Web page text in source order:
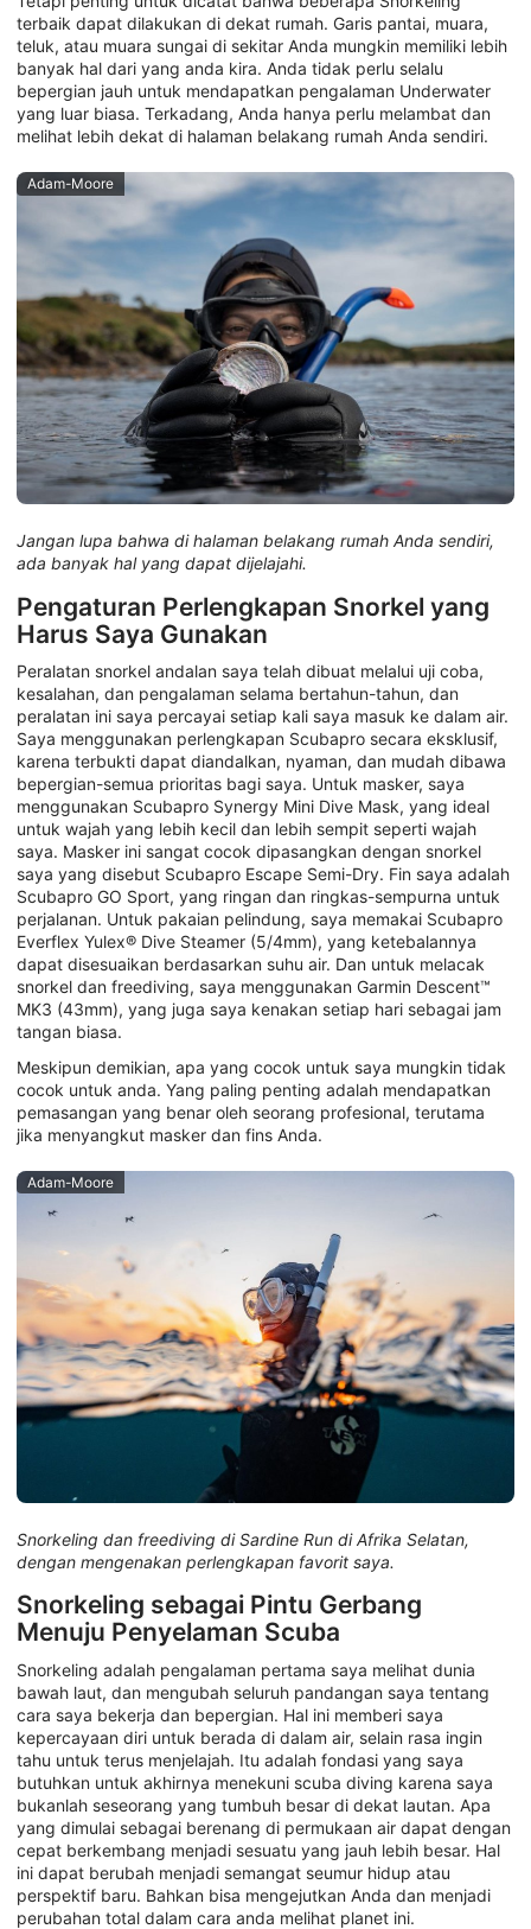
terbaik dapat dilakukan di dekat rumah. Garis pantai, muara,
teluk, atau muara sungai di sekitar Anda mungkin memiliki lebih
banyak hal dari yang anda kira. Anda tidak perlu selalu
bepergian jauh untuk mendapatkan pengalaman Underwater
yang luar biasa. Terkadang, Anda hanya perlu melambat dan
melihat lebih dekat di halaman belakang rumah Anda sendiri.
Adam-Moore
Jangan lupa bahwa di halaman belakang rumah Anda sendiri,
ada banyak hal yang dapat dijelajahi.
Pengaturan Perlengkapan Snorkel yang
Harus Saya Gunakan
Peralatan snorkel andalan saya telah dibuat melalui uji coba,
kesalahan, dan pengalaman selama bertahun-tahun, dan
peralatan ini saya percayai setiap kali saya masuk ke dalam air.
Saya menggunakan perlengkapan Scubapro secara eksklusif,
karena terbukti dapat diandalkan, nyaman, dan mudah dibawa
bepergian-semua prioritas bagi saya. Untuk masker, saya
menggunakan Scubapro Synergy Mini Dive Mask, yang ideal
untuk wajah yang lebih kecil dan lebih sempit seperti wajah
saya. Masker ini sangat cocok dipasangkan dengan snorkel
saya yang disebut Scubapro Escape Semi-Dry. Fin saya adalah
Scubapro GO Sport, yang ringan dan ringkas-sempurna untuk
perjalanan. Untuk pakaian pelindung, saya memakai Scubapro
Everflex Yulex® Dive Steamer (5/4mm), yang ketebalannya
dapat disesuaikan berdasarkan suhu air. Dan untuk melacak
snorkel dan freediving, saya menggunakan Garmin Descent™
MK3 (43mm), yang juga saya kenakan setiap hari sebagai jam
tangan biasa.
Meskipun demikian, apa yang cocok untuk saya mungkin tidak
cocok untuk anda. Yang paling penting adalah mendapatkan
pemasangan yang benar oleh seorang profesional, terutama
jika menyangkut masker dan fins Anda.
Adam-Moore
Snorkeling dan freediving di Sardine Run di Afrika Selatan,
dengan mengenakan perlengkapan favorit saya.
Snorkeling sebagai Pintu Gerbang
Menuju Penyelaman Scuba
Snorkeling adalah pengalaman pertama saya melihat dunia
bawah laut, dan mengubah seluruh pandangan saya tentang
cara saya bekerja dan bepergian. Hal ini memberi saya
kepercayaan diri untuk berada di dalam air, selain rasa ingin
tahu untuk terus menjelajah. Itu adalah fondasi yang saya
butuhkan untuk akhirnya menekuni scuba diving karena saya
bukanlah seseorang yang tumbuh besar di dekat lautan. Apa
yang dimulai sebagai berenang di permukaan air dapat dengan
cepat berkembang menjadi sesuatu yang jauh lebih besar. Hal
ini dapat berubah menjadi semangat seumur hidup atau
perspektif baru. Bahkan bisa mengejutkan Anda dan menjadi
perubahan total dalam cara anda melihat planet ini.